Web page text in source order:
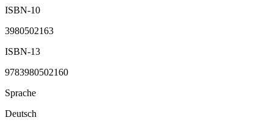
ISBN-10
3980502163
ISBN-13
9783980502160
Sprache
Deutsch